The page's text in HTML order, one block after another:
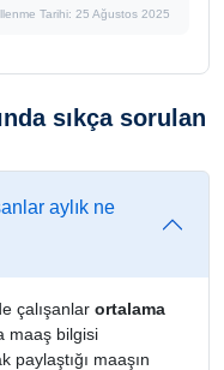
Tarihi: 25 Ağustos 2025
sıkça sorulan
aylık ne
çalışanlar ortalama
maaş bilgisi
maaşın